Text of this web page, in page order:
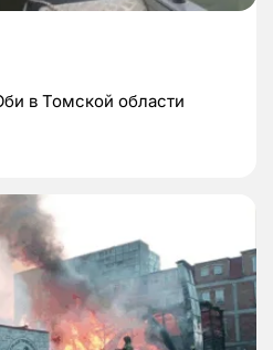
в Томской области